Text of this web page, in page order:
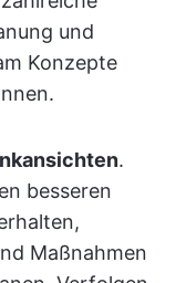
und
Konzepte
.
besseren
Maßnahmen